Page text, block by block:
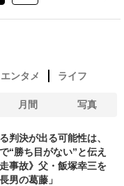
エンタメ ライフ
月間 写真
判決が出る可能性は、
“勝ち目がない”と伝え
事故》父・飯塚幸三を
男の葛藤」